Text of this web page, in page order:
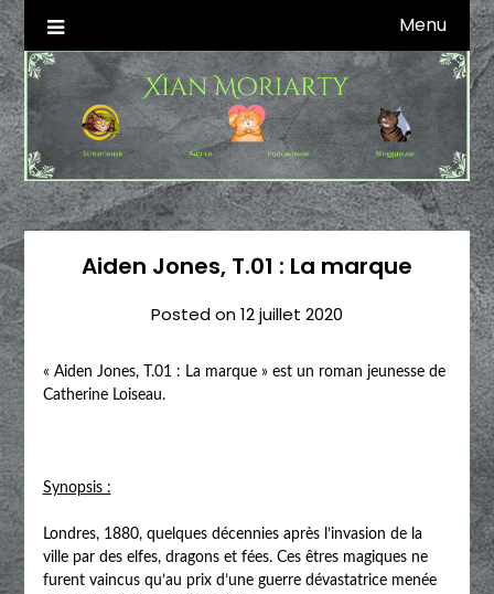
Skip
to
content
Xian Moriarty
Autrice SFFF & Blogueuse & Streameuse Menu
Aiden Jones, T.01 : La marque
Posted on12 juillet 2020
« Aiden Jones, T.01 : La marque » est un roman jeunesse de
Catherine Loiseau.
Synopsis :
Londres, 1880, quelques décennies après l’invasion de la
ville par des elfes, dragons et fées. Ces êtres magiques ne
furent vaincus qu’au prix d’une guerre dévastatrice menée